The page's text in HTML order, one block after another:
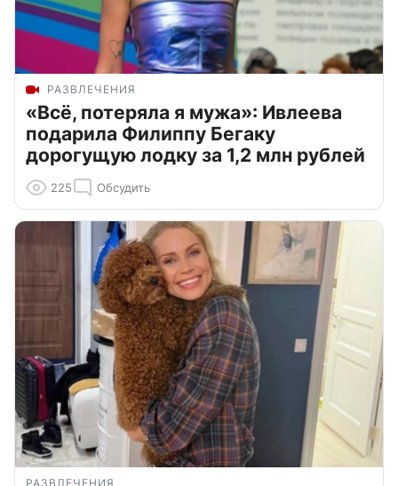
РАЗВЛЕЧЕНИЯ
«Всё, потеряла я мужа»: Ивлеева
подарила Филиппу Бегаку
дорогущую лодку за 1,2 млн рублей
225 Обсудить
РАЗВЛЕЧЕНИЯ